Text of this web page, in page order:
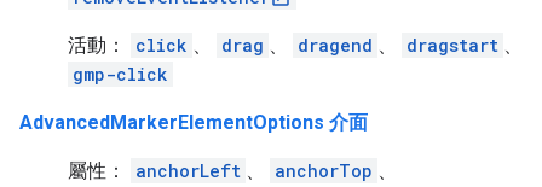
活動： click 、 drag 、 dragend 、 dragstart 、
gmp-click
AdvancedMarkerElementOptions 介面
屬性： anchorLeft 、 anchorTop 、